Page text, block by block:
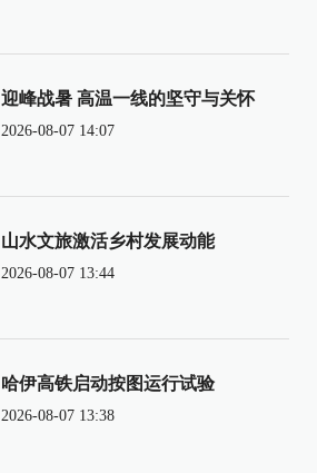
迎峰战暑 高温一线的坚守与关怀
2026-08-07 14:07
山水文旅激活乡村发展动能
2026-08-07 13:44
哈伊高铁启动按图运行试验
2026-08-07 13:38